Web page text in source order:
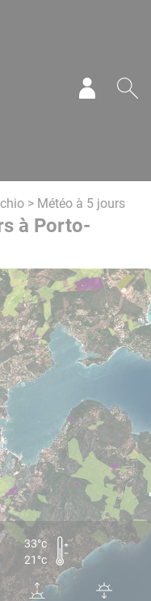
> Météo à 5 jours
à Porto-
33°c
21°c